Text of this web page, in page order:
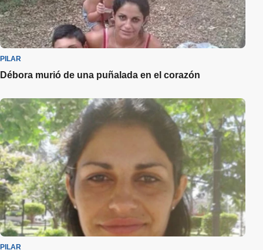
PILAR
Débora murió de una puñalada en el corazón
PILAR